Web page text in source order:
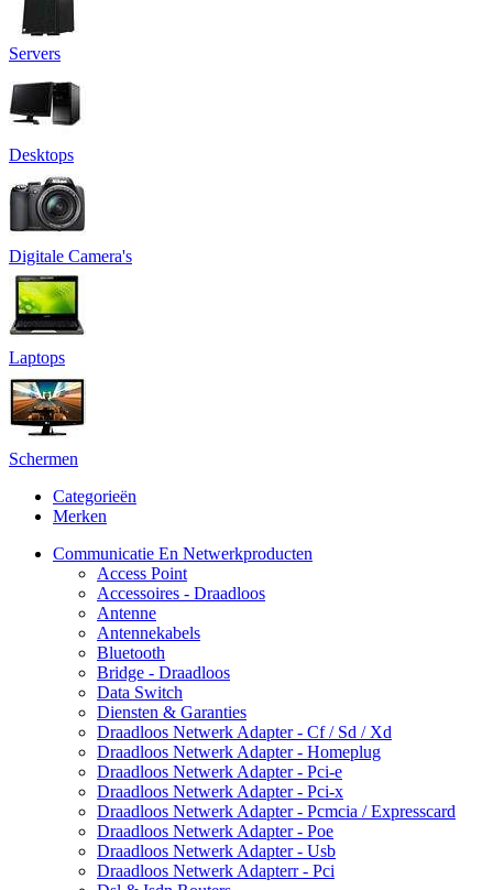
Servers
Desktops
Digitale Camera's
Laptops
Schermen
Categorieën
Merken
Communicatie En Netwerkproducten
Access Point
Accessoires - Draadloos
Antenne
Antennekabels
Bluetooth
Bridge - Draadloos
Data Switch
Diensten & Garanties
Draadloos Netwerk Adapter - Cf / Sd / Xd
Draadloos Netwerk Adapter - Homeplug
Draadloos Netwerk Adapter - Pci-e
Draadloos Netwerk Adapter - Pci-x
Draadloos Netwerk Adapter - Pcmcia / Expresscard
Draadloos Netwerk Adapter - Poe
Draadloos Netwerk Adapter - Usb
Draadloos Netwerk Adapterr - Pci